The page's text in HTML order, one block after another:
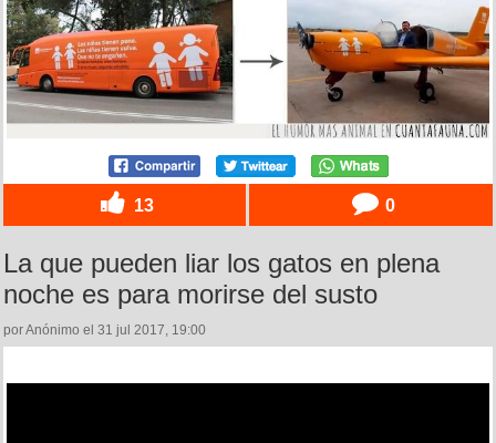
13 0
La que pueden liar los gatos en plena
noche es para morirse del susto
por Anónimo el 31 jul 2017, 19:00